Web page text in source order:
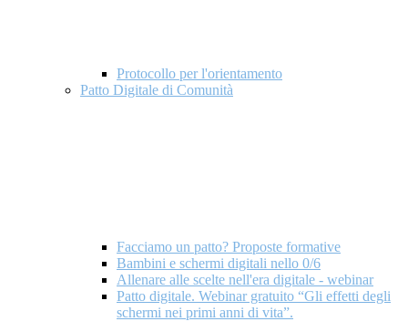
Protocollo per l'orientamento
Patto Digitale di Comunità
Facciamo un patto? Proposte formative
Bambini e schermi digitali nello 0/6
Allenare alle scelte nell'era digitale - webinar
Patto digitale. Webinar gratuito “Gli effetti degli
schermi nei primi anni di vita”.